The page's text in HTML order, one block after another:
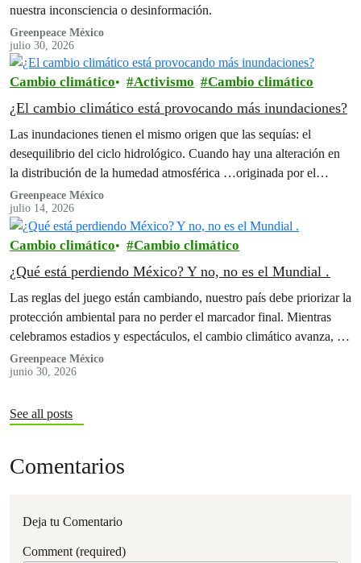
nuestra inconsciencia o desinformación.
Greenpeace México
julio 30, 2026
Cambio climático Activismo Cambio climático
¿El cambio climático está provocando más inundaciones?
Las inundaciones tienen el mismo origen que las sequías: el
desequilibrio del ciclo hidrológico. Cuando hay una alteración en
la distribución de la humedad atmosférica …originada por el
cambio climático originado por las actividades humanas.
Greenpeace México
julio 14, 2026
Cambio climático Cambio climático
¿Qué está perdiendo México? Y no, no es el Mundial .
Las reglas del juego están cambiando, nuestro país debe priorizar la
protección ambiental para no perder el marcador final. Mientras
celebramos estadios y espectáculos, el cambio climático avanza, la
Selva Maya sigue perdiendo hectáreas y los océanos se llenan de
plástico.
Greenpeace México
junio 30, 2026
See all posts
Comentarios
Deja tu Comentario
Comment (required)